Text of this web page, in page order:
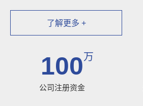
了解更多 +
100万
公司注册资金